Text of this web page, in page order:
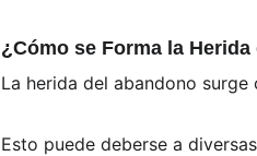
¿Cómo se Forma la
La herida del abandono
Esto puede deberse a